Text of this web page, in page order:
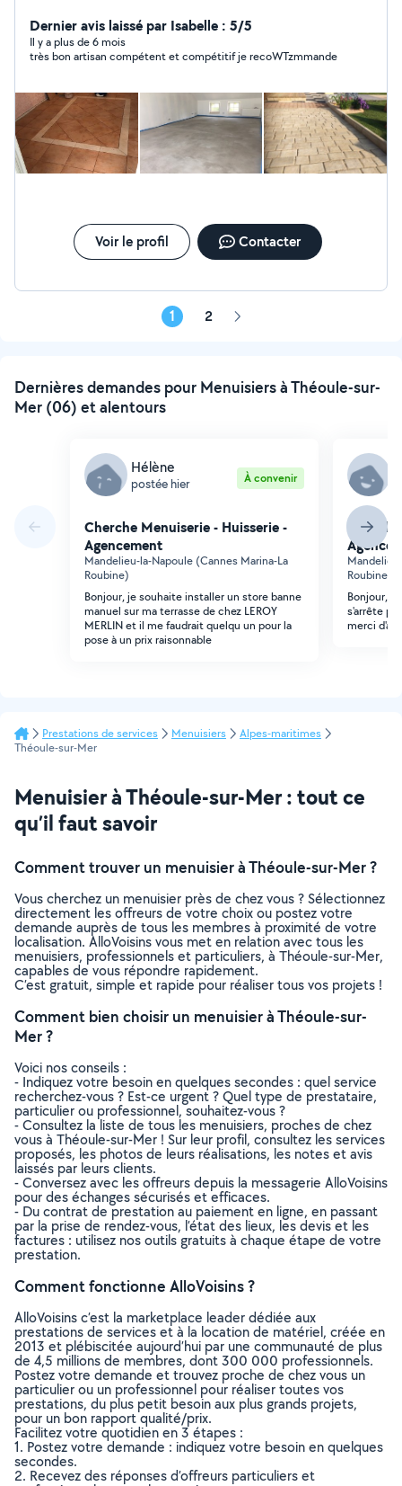
Dernier avis laissé par Isabelle : 5/5
Il y a plus de 6 mois
très bon artisan compétent et compétitif je recoWTzmmande
Voir le profil Contacter
1 2 Page
Dernières demandes pour Menuisiers à Théoule-sur-
Mer (06) et alentours
Hélène
postée hier À convenir
Cherche Menuiserie - Huisserie -
Agencement
Mandelieu-la-Napoule (Cannes Marina-La
Roubine)
Bonjour, je souhaite installer un store banne
manuel sur ma terrasse de chez LEROY
MERLIN et il me faudrait quelqu un pour la
pose à un prix raisonnable
Roubine)
Bonjour,
s'arrête
merci
Prestations de services Menuisiers
Alpes-maritimes
Théoule-sur-Mer
Menuisier à Théoule-sur-Mer : tout ce
qu’il faut savoir
Comment trouver un menuisier à Théoule-sur-Mer ?
Vous cherchez un menuisier près de chez vous ? Sélectionnez
directement les offreurs de votre choix ou postez votre
demande auprès de tous les membres à proximité de votre
localisation. AlloVoisins vous met en relation avec tous les
menuisiers, professionnels et particuliers, à Théoule-sur-Mer,
capables de vous répondre rapidement.
C’est gratuit, simple et rapide pour réaliser tous vos projets !
Comment bien choisir un menuisier à Théoule-sur-
Mer ?
Voici nos conseils :
- Indiquez votre besoin en quelques secondes : quel service
recherchez-vous ? Est-ce urgent ? Quel type de prestataire,
particulier ou professionnel, souhaitez-vous ?
- Consultez la liste de tous les menuisiers, proches de chez
vous à Théoule-sur-Mer ! Sur leur profil, consultez les services
proposés, les photos de leurs réalisations, les notes et avis
laissés par leurs clients.
- Conversez avec les offreurs depuis la messagerie AlloVoisins
pour des échanges sécurisés et efficaces.
- Du contrat de prestation au paiement en ligne, en passant
par la prise de rendez-vous, l’état des lieux, les devis et les
factures : utilisez nos outils gratuits à chaque étape de votre
prestation.
Comment fonctionne AlloVoisins ?
AlloVoisins c’est la marketplace leader dédiée aux
prestations de services et à la location de matériel, créée en
2013 et plébiscitée aujourd’hui par une communauté de plus
de 4,5 millions de membres, dont 300 000 professionnels.
Postez votre demande et trouvez proche de chez vous un
particulier ou un professionnel pour réaliser toutes vos
prestations, du plus petit besoin aux plus grands projets,
pour un bon rapport qualité/prix.
Facilitez votre quotidien en 3 étapes :
1. Postez votre demande : indiquez votre besoin en quelques
secondes.
2. Recevez des réponses d’offreurs particuliers et